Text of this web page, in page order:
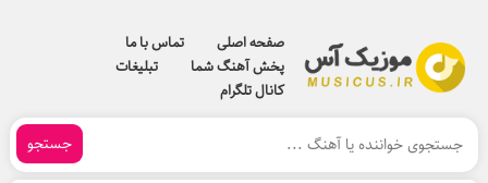
صفحه اصلی
تماس با ما
پخش آهنگ شما
تبلیغات
کانال تلگرام
جستجو